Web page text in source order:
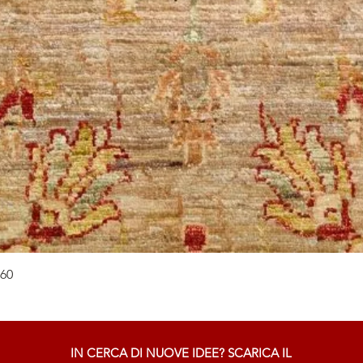
IN CERCA DI NUOVE IDEE? SCARICA IL